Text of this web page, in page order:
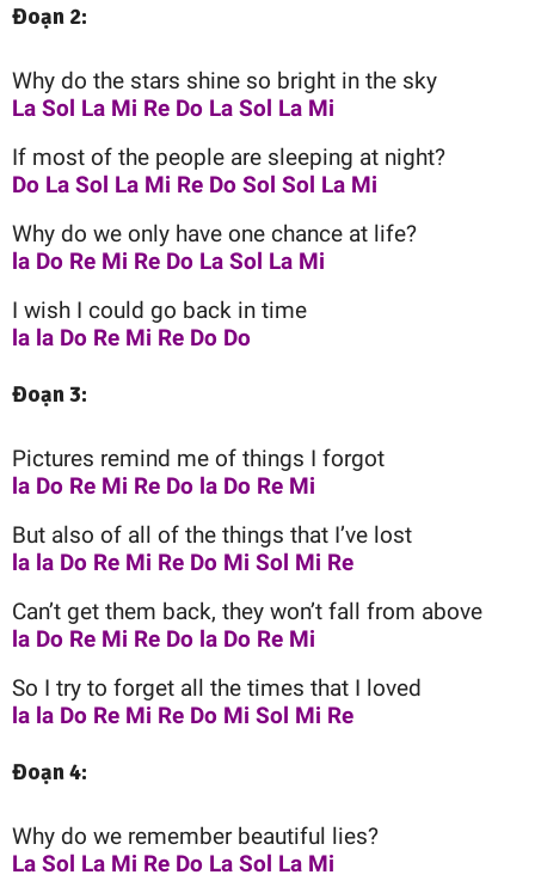
Đoạn 2:
Why do the stars shine so bright in the sky
La Sol La Mi Re Do La Sol La Mi
If most of the people are sleeping at night?
Do La Sol La Mi Re Do Sol Sol La Mi
Why do we only have one chance at life?
la Do Re Mi Re Do La Sol La Mi
I wish I could go back in time
la la Do Re Mi Re Do Do
Đoạn 3:
Pictures remind me of things I forgot
la Do Re Mi Re Do la Do Re Mi
But also of all of the things that I’ve lost
la la Do Re Mi Re Do Mi Sol Mi Re
Can’t get them back, they won’t fall from above
la Do Re Mi Re Do la Do Re Mi
So I try to forget all the times that I loved
la la Do Re Mi Re Do Mi Sol Mi Re
Đoạn 4:
Why do we remember beautiful lies?
La Sol La Mi Re Do La Sol La Mi